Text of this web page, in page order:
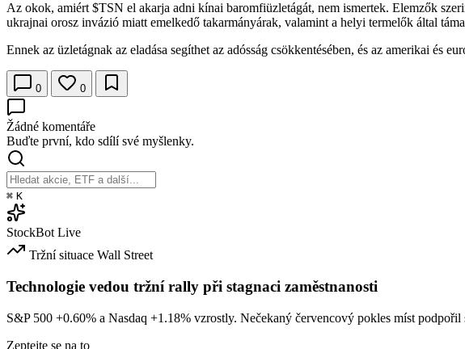
Az okok, amiért $TSN el akarja adni kínai baromfiüzletágát, nem ismertek. Elemzők
ukrajnai orosz invázió miatt emelkedő takarmányárak, valamint a helyi termelők által
Ennek az üzletágnak az eladása segíthet az adósság csökkentésében, és az amerikai és
0 0
Žádné komentáře
Buďte první, kdo sdílí své myšlenky.
⌘ K
StockBot Live
Tržní situace Wall Street
Technologie vedou tržní rally při stagnaci zaměstnanosti
S&P 500 +0.60% a Nasdaq +1.18% vzrostly. Nečekaný červencový pokles míst podpořil
Zeptejte se na to